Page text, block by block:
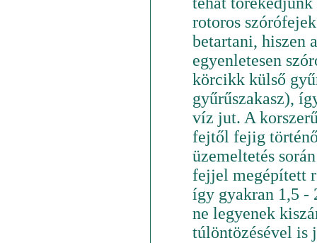
rotoros
betartani, hiszen
egyenletesen
körcikk külső
gyűrűszakasz),
víz jut. A
fejtől fejig
üzemeltetés
fejjel megépített
így gyakran 1,5 -
ne legyenek
túlöntözésével is